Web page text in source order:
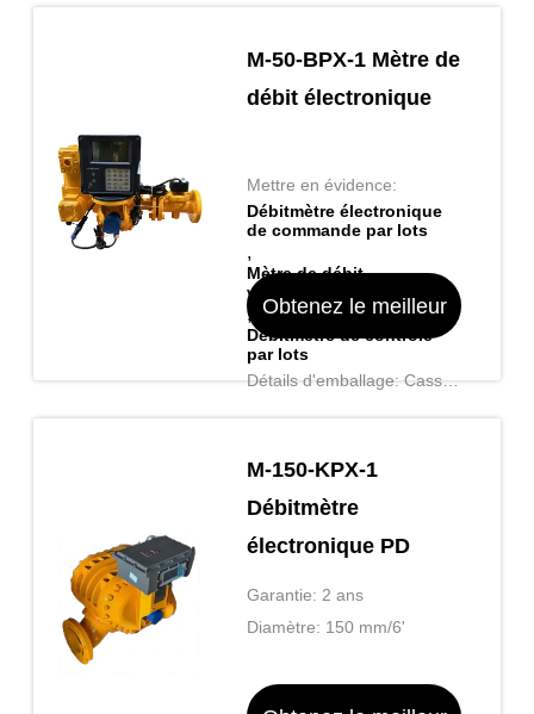
M-50-BPX-1 Mètre de
débit électronique
Mettre en évidence:
Débitmètre électronique
de commande par lots
,
Mètre de débit
volumétrique
,
Débitmètre de contrôle
par lots
Détails d'emballage: Casse
Obtenez le meilleur
prix
M-150-KPX-1
Débitmètre
électronique PD
Garantie: 2 ans
Diamètre: 150 mm/6'